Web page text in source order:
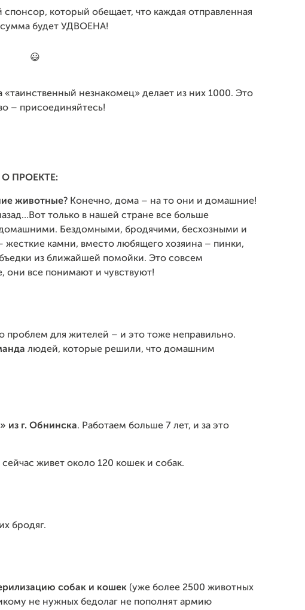
который обещает, что каждая отправленная
сумма будет УДВОЕНА!
«таинственный незнакомец» делает из них 1000. Это
– присоединяйтесь!
О ПРОЕКТЕ:
животные? Конечно, дома – на то они и домашние!
только в нашей стране все больше
Бездомными, бродячими, бесхозными и
жесткие камни, вместо любящего хозяина – пинки,
из ближайшей помойки. Это совсем
они все понимают и чувствуют!
проблем для жителей – и это тоже неправильно.
людей, которые решили, что домашним
из г. Обнинска. Работаем больше 7 лет, и за это
живет около 120 кошек и собак.
бродяг.
собак и кошек (уже более 2500 животных
не нужных бедолаг не пополнят армию